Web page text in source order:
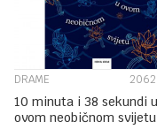
DRAME
10 minuta i 38 sekundi u
ovom neobičnom svijetu